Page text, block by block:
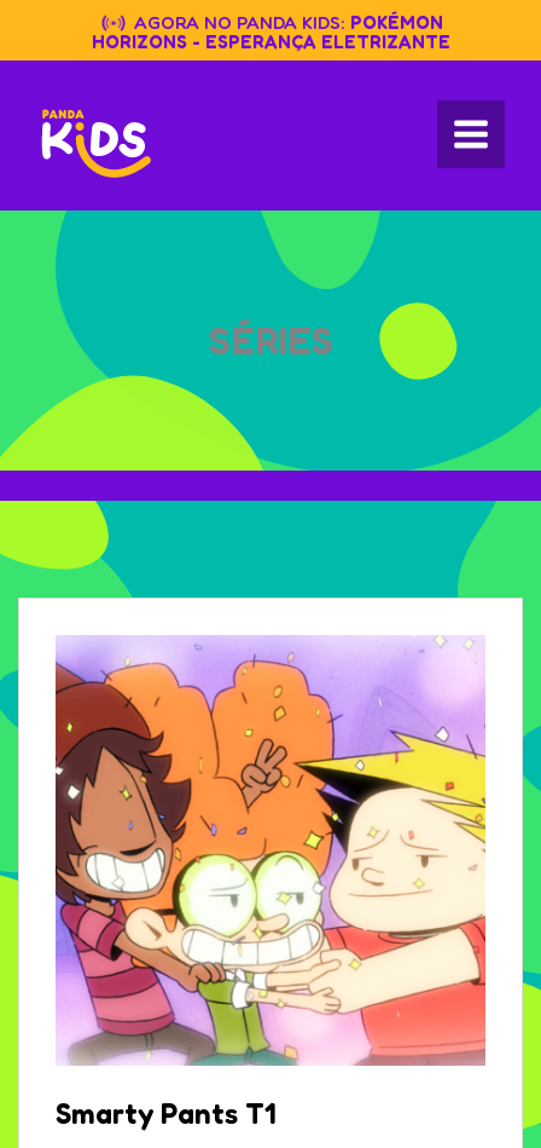
content
AGORA NO PANDA KIDS: POKÉMON
HORIZONS - ESPERANÇA ELETRIZANTE
SÉRIES
Smarty Pants T1